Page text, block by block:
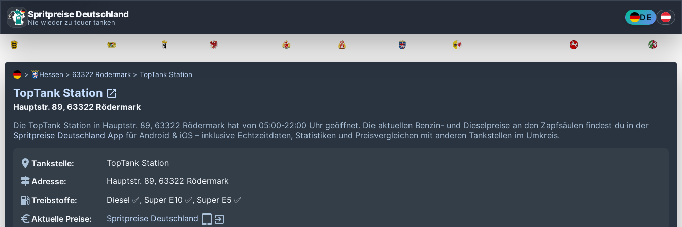
Spritpreise Deutschland
Nie wieder zu teuer tanken DE
Hessen 63322 Rödermark TopTank Station
TopTank Station
Hauptstr. 89, 63322 Rödermark
Die TopTank Station in Hauptstr. 89, 63322 Rödermark hat von 05:00-22:00 Uhr geöffnet. Die aktuellen Benzin- und Dieselpreise an den Zapfsäulen findest du in der
Spritpreise Deutschland App für Android & iOS – inklusive Echtzeitdaten, Statistiken und Preisvergleichen mit anderen Tankstellen im Umkreis.
Tankstelle:
TopTank Station
Adresse:
Hauptstr. 89, 63322 Rödermark
Treibstoffe:
Diesel ✅, Super E10 ✅, Super E5 ✅
Aktuelle Preise:
Spritpreise Deutschland